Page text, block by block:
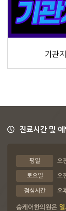
기관
진료시간 및 예
평일 오
토요일 오
점심시간 오
숨케어한의원은